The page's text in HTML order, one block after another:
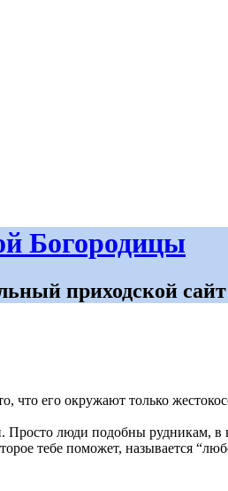
Богородицы
приходской сайт
что его окружают только
люди подобны рудникам, в
тебе поможет, называется